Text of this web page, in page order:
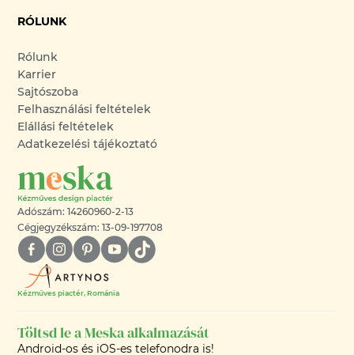
RÓLUNK
Rólunk
Karrier
Sajtószoba
Felhasználási feltételek
Elállási feltételek
Adatkezelési tájékoztató
Adószám: 14260960-2-13
Cégjegyzékszám: 13-09-197708
Kézműves piactér, Románia
Töltsd le a Meska alkalmazását
Android-os és iOS-es telefonodra is!